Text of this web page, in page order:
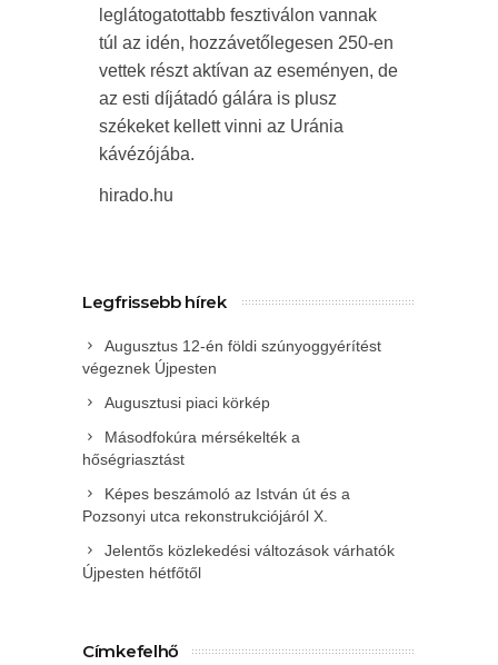
leglátogatottabb fesztiválon vannak
túl az idén, hozzávetőlegesen 250-en
vettek részt aktívan az eseményen, de
az esti díjátadó gálára is plusz
székeket kellett vinni az Uránia
kávézójába.
hirado.hu
Legfrissebb hírek
Augusztus 12-én földi szúnyoggyérítést
végeznek Újpesten
Augusztusi piaci körkép
Másodfokúra mérsékelték a
hőségriasztást
Képes beszámoló az István út és a
Pozsonyi utca rekonstrukciójáról X.
Jelentős közlekedési változások várhatók
Újpesten hétfőtől
Címkefelhő